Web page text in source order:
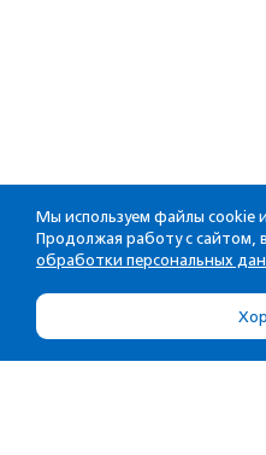
Мы используем файлы cookie
Продолжая работу с сайтом,
обработки персональных